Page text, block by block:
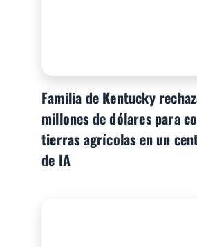
Familia de Kentucky
millones de dólares para
tierras agrícolas en un
de IA